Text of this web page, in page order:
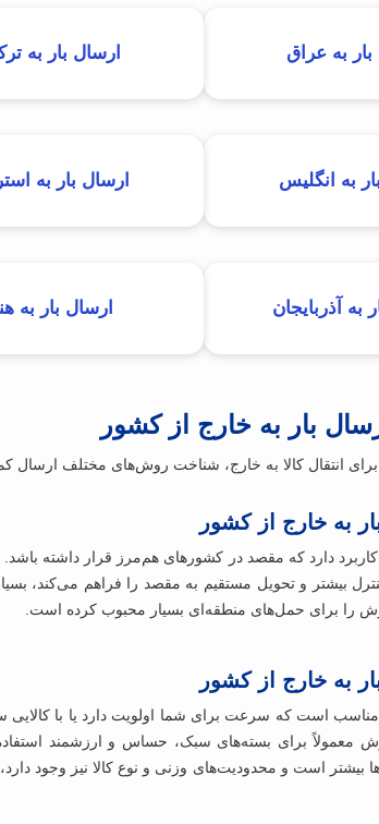
بار به عراق ارسال بار به
به انگلیس ارسال بار به
به آذربایجان ارسال بار به
بار به خارج از کشور
انتقال کالا به خارج، شناخت روش‌های مختلف ارسال
به خارج از کشور
دارد که مقصد در کشورهای هم‌مرز قرار داشته
بیشتر و تحویل مستقیم به مقصد را فراهم می‌کند،
را برای حمل‌های منطقه‌ای بسیار محبوب کرده است.
به خارج از کشور
است که سرعت برای شما اولویت دارد یا با کالایی
معمولاً برای بسته‌های سبک، حساس و ارزشمند
بیشتر است و محدودیت‌های وزنی و نوع کالا نیز وجود